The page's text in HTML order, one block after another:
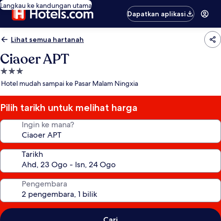
Langkau ke kandungan utama
Dapatkan aplikasi
Lihat semua hartanah
Ciaoer APT
Hartanah
3.0
Hotel mudah sampai ke Pasar Malam Ningxia
Pilih tarikh untuk melihat harga
Ingin ke mana?
Tarikh
Pengembara